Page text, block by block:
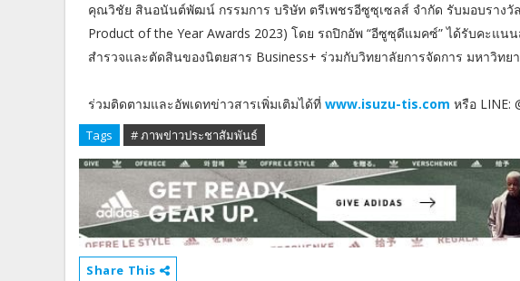
คุณวิชัย สินอนันต์พัฒน์ กรรมการ บริษัท ตรีเพชรอีซูซุเซลส์ จำกัด รับมอบรางวัล
Product of the Year Awards 2023) โดย รถปิกอัพ “อีซูซุดีแมคซ์” ได้รับคะแน
สำรวจและตัดสินของนิตยสาร Business+ ร่วมกับวิทยาลัยการจัดการ มหาวิท
ร่วมติดตามและอัพเดทข่าวสารเพิ่มเติมได้ที่ www.isuzu-tis.com หรือ LINE:
Tags # ภาพข่าวประชาสัมพันธ์
Share This